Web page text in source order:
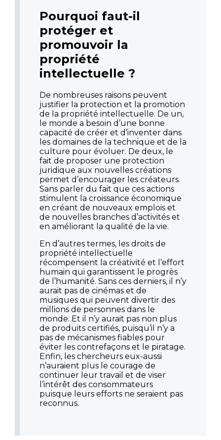
Pourquoi faut-il
protéger et
promouvoir la
propriété
intellectuelle ?
De nombreuses raisons peuvent
justifier la protection et la promotion
de la propriété intellectuelle. De un,
le monde a besoin d’une bonne
capacité de créer et d’inventer dans
les domaines de la technique et de la
culture pour évoluer. De deux, le
fait de proposer une protection
juridique aux nouvelles créations
permet d’encourager les créateurs.
Sans parler du fait que ces actions
stimulent la croissance économique
en créant de nouveaux emplois et
de nouvelles branches d’activités et
en améliorant la qualité de la vie.
En d’autres termes, les droits de
propriété intellectuelle
récompensent la créativité et l’effort
humain qui garantissent le progrès
de l’humanité. Sans ces derniers, il n’y
aurait pas de cinémas et de
musiques qui peuvent divertir des
millions de personnes dans le
monde. Et il n’y aurait pas non plus
de produits certifiés, puisqu’il n’y a
pas de mécanismes fiables pour
éviter les contrefaçons et le piratage.
Enfin, les chercheurs eux-aussi
n’auraient plus le courage de
continuer leur travail et de viser
l’intérêt des consommateurs
puisque leurs efforts ne seraient pas
reconnus.